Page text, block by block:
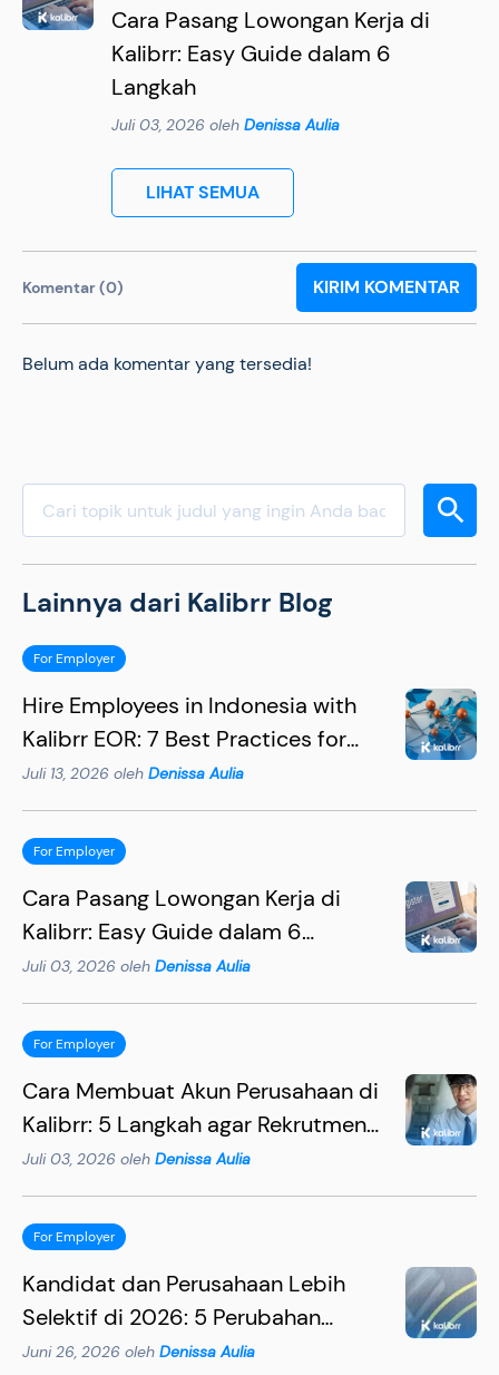
Cara Pasang Lowongan Kerja di
Kalibrr: Easy Guide dalam 6
Langkah
Juli 03, 2026 oleh Denissa Aulia
LIHAT SEMUA
Komentar (0) KIRIM KOMENTAR
Belum ada komentar yang tersedia!
Lainnya dari Kalibrr Blog
For Employer
Hire Employees in Indonesia with
Kalibrr EOR: 7 Best Practices for
Hiring Succesfully
Juli 13, 2026 oleh Denissa Aulia
For Employer
Cara Pasang Lowongan Kerja di
Kalibrr: Easy Guide dalam 6
Langkah
Juli 03, 2026 oleh Denissa Aulia
For Employer
Cara Membuat Akun Perusahaan di
Kalibrr: 5 Langkah agar Rekrutmen
Lebih Efektif
Juli 03, 2026 oleh Denissa Aulia
For Employer
Kandidat dan Perusahaan Lebih
Selektif di 2026: 5 Perubahan
Penting yang Wajib Dipahami HR
Juni 26, 2026 oleh Denissa Aulia